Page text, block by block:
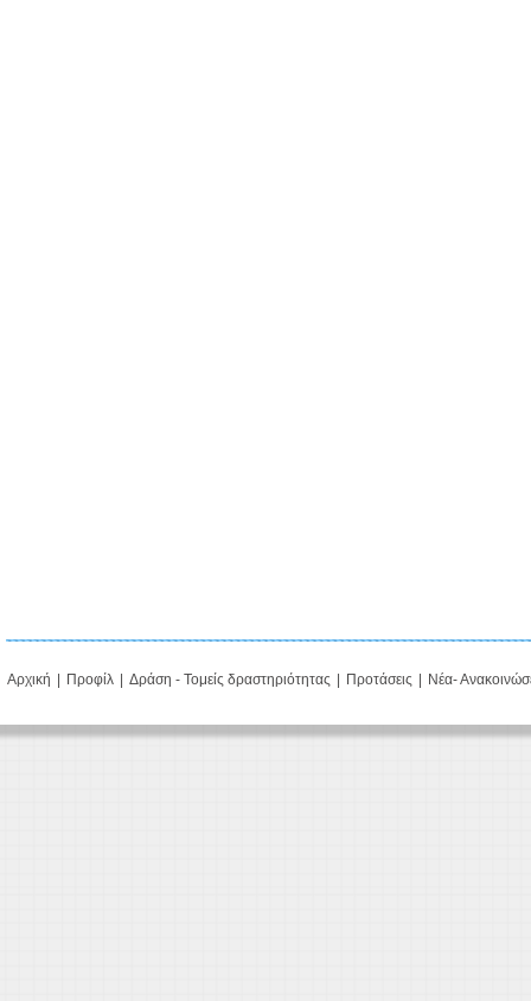
Αρχική Προφίλ Δράση - Τομείς δραστηριότητας Προτάσεις Νέα-